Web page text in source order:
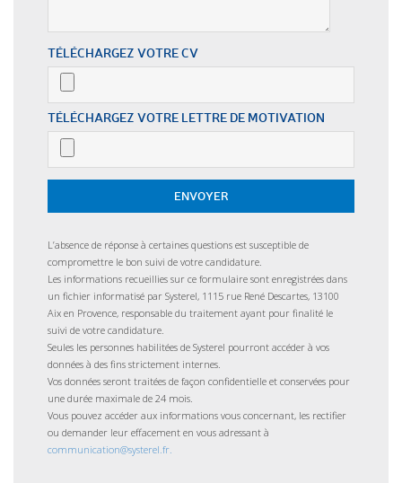
TÉLÉCHARGEZ VOTRE CV
TÉLÉCHARGEZ VOTRE LETTRE DE MOTIVATION
L’absence de réponse à certaines questions est susceptible de
compromettre le bon suivi de votre candidature.
Les informations recueillies sur ce formulaire sont enregistrées dans
un fichier informatisé par Systerel, 1115 rue René Descartes, 13100
Aix en Provence, responsable du traitement ayant pour finalité le
suivi de votre candidature.
Seules les personnes habilitées de Systerel pourront accéder à vos
données à des fins strictement internes.
Vos données seront traitées de façon confidentielle et conservées pour
une durée maximale de 24 mois.
Vous pouvez accéder aux informations vous concernant, les rectifier
ou demander leur effacement en vous adressant à
communication@systerel.fr.